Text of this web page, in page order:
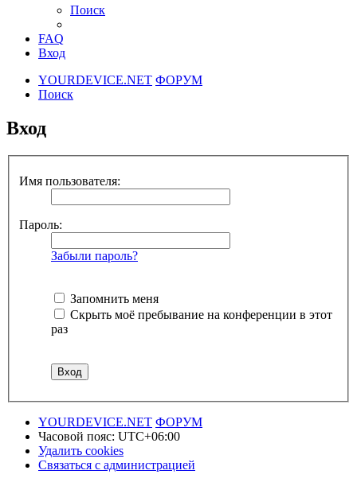
Поиск
FAQ
Вход
YOURDEVICE.NET ФОРУМ
Поиск
Вход
Имя пользователя:
Пароль:
Забыли пароль?
Запомнить меня
Скрыть моё пребывание на конференции в этот
раз
YOURDEVICE.NET ФОРУМ
Часовой пояс: UTC+06:00
Удалить cookies
Связаться с администрацией